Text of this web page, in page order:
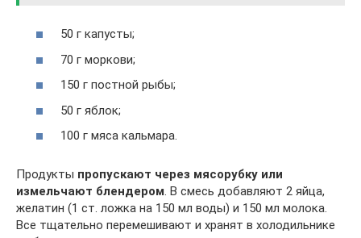
50 г капусты;
70 г моркови;
150 г постной рыбы;
50 г яблок;
100 г мяса кальмара.
Продукты пропускают через мясорубку или
измельчают блендером. В смесь добавляют 2 яйца,
желатин (1 ст. ложка на 150 мл воды) и 150 мл молока.
Все тщательно перемешивают и хранят в холодильнике